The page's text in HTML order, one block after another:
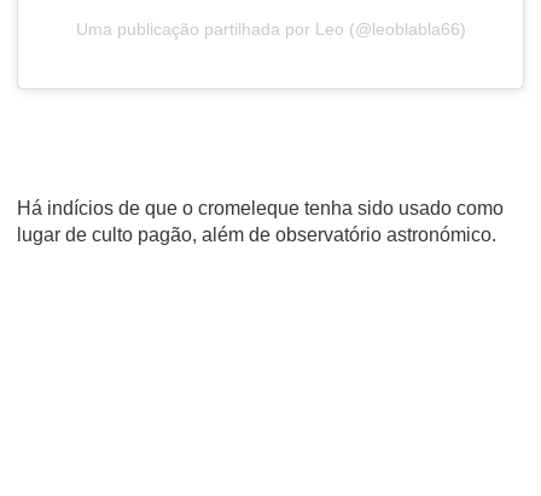
Uma publicação partilhada por Leo (@leoblabla66)
Há indícios de que o cromeleque tenha sido usado como
lugar de culto pagão, além de observatório astronómico.